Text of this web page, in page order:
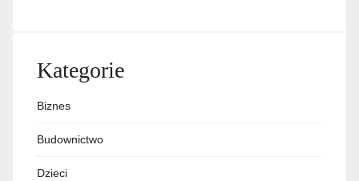
Kategorie
Biznes
Budownictwo
Dzieci